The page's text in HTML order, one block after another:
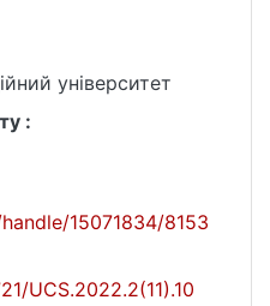
університет
:
15071834/8153
UCS.2022.2(11).10